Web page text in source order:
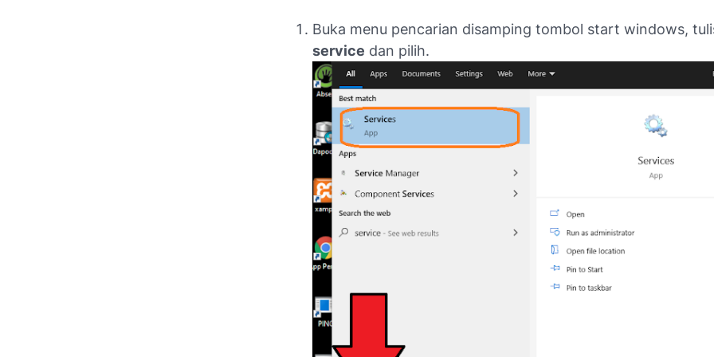
Buka menu pencarian disamping tombol start windows,
service dan pilih.